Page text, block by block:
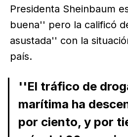
Presidenta Sheinbaum
buena'' pero la calificó
asustada'' con la
país.
''El tráfico de
marítima ha
por ciento, y por